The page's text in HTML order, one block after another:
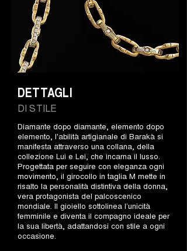
DI STILE
DETTAGLI
Diamante dopo diamante, elemento dopo
elemento, l'abilità artigianale di Barakà si
manifesta attraverso una collana, della
collezione Lui e Lei, che incarna il lusso.
Progettata per seguire con eleganza ogni
movimento, il girocollo in taglia M mette in
risalto la personalità distintiva della donna,
vera protagonista del palcoscenico
mondiale. Il gioiello sottolinea l’unicità
femminile e diventa il compagno ideale per
la sua libertà, adattandosi con stile a ogni
occasione.